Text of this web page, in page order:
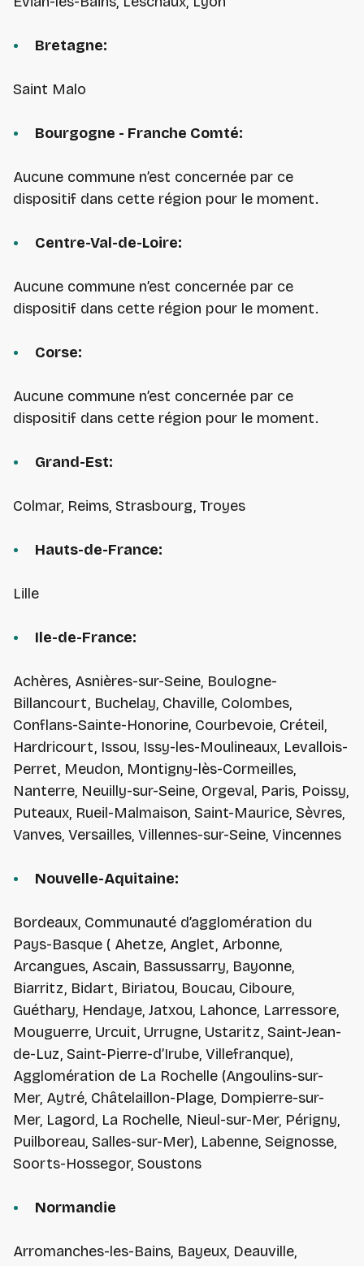
Bretagne:
Saint Malo
Bourgogne - Franche Comté:
Aucune commune n’est concernée par ce
dispositif dans cette région pour le moment.
Centre-Val-de-Loire:
Aucune commune n’est concernée par ce
dispositif dans cette région pour le moment.
Corse:
Aucune commune n’est concernée par ce
dispositif dans cette région pour le moment.
Grand-Est:
Colmar, Reims, Strasbourg, Troyes
Hauts-de-France:
Lille
Ile-de-France:
Achères, Asnières-sur-Seine, Boulogne-
Billancourt, Buchelay, Chaville, Colombes,
Conflans-Sainte-Honorine, Courbevoie, Créteil,
Hardricourt, Issou, Issy-les-Moulineaux, Levallois-
Perret, Meudon, Montigny-lès-Cormeilles,
Nanterre, Neuilly-sur-Seine, Orgeval, Paris, Poissy,
Puteaux, Rueil-Malmaison, Saint-Maurice, Sèvres,
Vanves, Versailles, Villennes-sur-Seine, Vincennes
Nouvelle-Aquitaine:
Bordeaux, Communauté d’agglomération du
Pays-Basque ( Ahetze, Anglet, Arbonne,
Arcangues, Ascain, Bassussarry, Bayonne,
Biarritz, Bidart, Biriatou, Boucau, Ciboure,
Guéthary, Hendaye, Jatxou, Lahonce, Larressore,
Mouguerre, Urcuit, Urrugne, Ustaritz, Saint-Jean-
de-Luz, Saint-Pierre-d’Irube, Villefranque),
Agglomération de La Rochelle (Angoulins-sur-
Mer, Aytré, Châtelaillon-Plage, Dompierre-sur-
Mer, Lagord, La Rochelle, Nieul-sur-Mer, Périgny,
Puilboreau, Salles-sur-Mer), Labenne, Seignosse,
Soorts-Hossegor, Soustons
Normandie
Arromanches-les-Bains, Bayeux, Deauville,